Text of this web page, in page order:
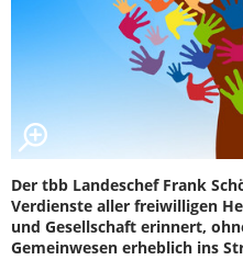
Der tbb Landeschef Frank
Verdienste aller freiwilligen
und Gesellschaft erinnert,
Gemeinwesen erheblich ins